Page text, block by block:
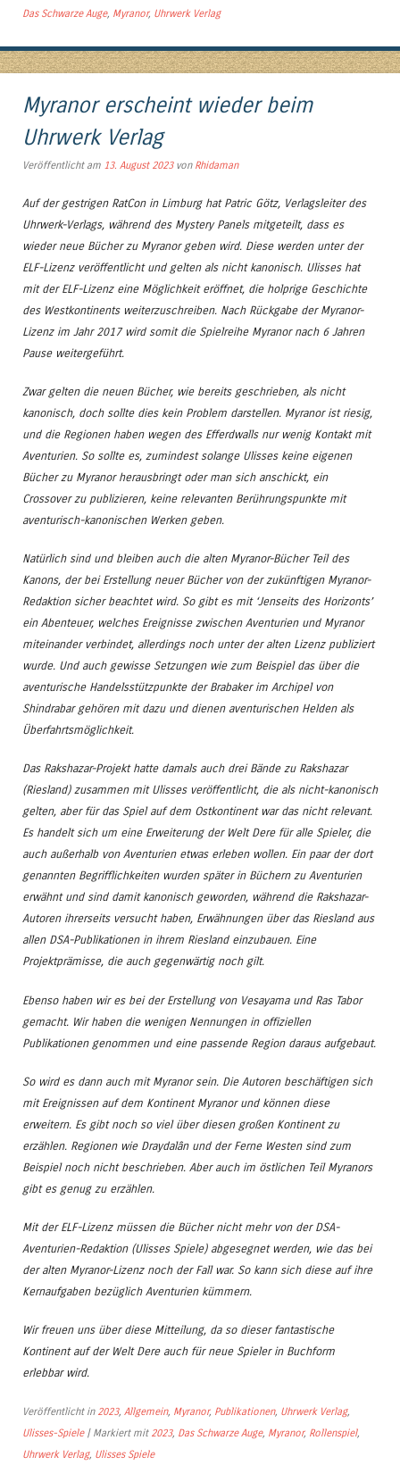
Das Schwarze Auge, Myranor, Uhrwerk Verlag
Myranor erscheint wieder beim
Uhrwerk Verlag
Veröffentlicht am 13. August 2023von Rhidaman
Auf der gestrigen RatCon in Limburg hat Patric Götz, Verlagsleiter des
Uhrwerk-Verlags, während des Mystery Panels mitgeteilt, dass es
wieder neue Bücher zu Myranor geben wird. Diese werden unter der
ELF-Lizenz veröffentlicht und gelten als nicht kanonisch. Ulisses hat
mit der ELF-Lizenz eine Möglichkeit eröffnet, die holprige Geschichte
des Westkontinents weiterzuschreiben. Nach Rückgabe der Myranor-
Lizenz im Jahr 2017 wird somit die Spielreihe Myranor nach 6 Jahren
Pause weitergeführt.
Zwar gelten die neuen Bücher, wie bereits geschrieben, als nicht
kanonisch, doch sollte dies kein Problem darstellen. Myranor ist riesig,
und die Regionen haben wegen des Efferdwalls nur wenig Kontakt mit
Aventurien. So sollte es, zumindest solange Ulisses keine eigenen
Bücher zu Myranor herausbringt oder man sich anschickt, ein
Crossover zu publizieren, keine relevanten Berührungspunkte mit
aventurisch-kanonischen Werken geben.
Natürlich sind und bleiben auch die alten Myranor-Bücher Teil des
Kanons, der bei Erstellung neuer Bücher von der zukünftigen Myranor-
Redaktion sicher beachtet wird. So gibt es mit ‘Jenseits des Horizonts’
ein Abenteuer, welches Ereignisse zwischen Aventurien und Myranor
miteinander verbindet, allerdings noch unter der alten Lizenz publiziert
wurde. Und auch gewisse Setzungen wie zum Beispiel das über die
aventurische Handelsstützpunkte der Brabaker im Archipel von
Shindrabar gehören mit dazu und dienen aventurischen Helden als
Überfahrtsmöglichkeit.
Das Rakshazar-Projekt hatte damals auch drei Bände zu Rakshazar
(Riesland) zusammen mit Ulisses veröffentlicht, die als nicht-kanonisch
gelten, aber für das Spiel auf dem Ostkontinent war das nicht relevant.
Es handelt sich um eine Erweiterung der Welt Dere für alle Spieler, die
auch außerhalb von Aventurien etwas erleben wollen. Ein paar der dort
genannten Begrifflichkeiten wurden später in Büchern zu Aventurien
erwähnt und sind damit kanonisch geworden, während die Rakshazar-
Autoren ihrerseits versucht haben, Erwähnungen über das Riesland aus
allen DSA-Publikationen in ihrem Riesland einzubauen. Eine
Projektprämisse, die auch gegenwärtig noch gilt.
Ebenso haben wir es bei der Erstellung von Vesayama und Ras Tabor
gemacht. Wir haben die wenigen Nennungen in offiziellen
Publikationen genommen und eine passende Region daraus aufgebaut.
So wird es dann auch mit Myranor sein. Die Autoren beschäftigen sich
mit Ereignissen auf dem Kontinent Myranor und können diese
erweitern. Es gibt noch so viel über diesen großen Kontinent zu
erzählen. Regionen wie Draydalân und der Ferne Westen sind zum
Beispiel noch nicht beschrieben. Aber auch im östlichen Teil Myranors
gibt es genug zu erzählen.
Mit der ELF-Lizenz müssen die Bücher nicht mehr von der DSA-
Aventurien-Redaktion (Ulisses Spiele) abgesegnet werden, wie das bei
der alten Myranor-Lizenz noch der Fall war. So kann sich diese auf ihre
Kernaufgaben bezüglich Aventurien kümmern.
Wir freuen uns über diese Mitteilung, da so dieser fantastische
Kontinent auf der Welt Dere auch für neue Spieler in Buchform
erlebbar wird.
Veröffentlicht in 2023, Allgemein, Myranor, Publikationen, Uhrwerk Verlag,
Ulisses-Spiele | Markiert mit 2023, Das Schwarze Auge, Myranor, Rollenspiel,
Uhrwerk Verlag, Ulisses Spiele